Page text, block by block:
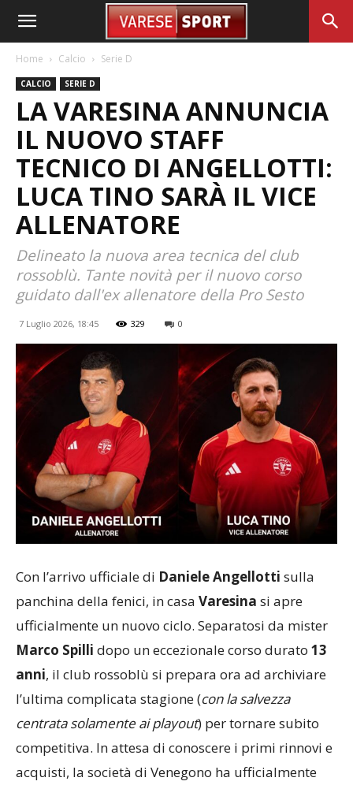
Home Calcio Serie D
CALCIO SERIE D
LA VARESINA ANNUNCIA
IL NUOVO STAFF
TECNICO DI ANGELLOTTI:
LUCA TINO SARÀ IL VICE
ALLENATORE
Delineato la nuova area tecnica del club
rossoblù. Tante novità per il nuovo corso
guidato dall'ex allenatore della Pro Sesto
7 Luglio 2026, 18:45 329 0
Con l’arrivo ufficiale di Daniele Angellotti sulla
panchina della fenici, in casa Varesina si apre
ufficialmente un nuovo ciclo. Separatosi da mister
Marco Spilli dopo un eccezionale corso durato 13
anni, il club rossoblù si prepara ora ad archiviare
l’ultima complicata stagione (con la salvezza
centrata solamente ai playout) per tornare subito
competitiva. In attesa di conoscere i primi rinnovi e
acquisti, la società di Venegono ha ufficialmente